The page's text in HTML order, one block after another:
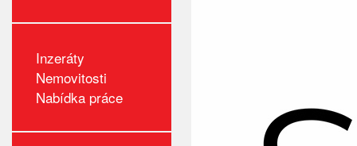
Inzeráty
Nemovitosti
Nabídka práce